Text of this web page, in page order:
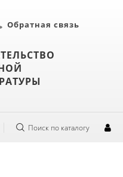
Обратная связь
Поиск по каталогу